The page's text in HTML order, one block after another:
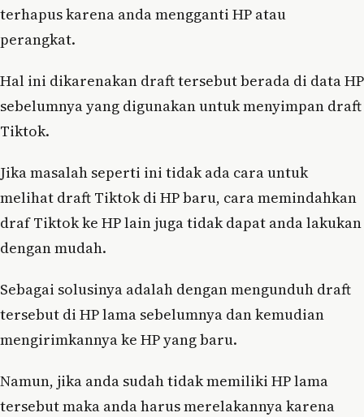
terhapus karena anda mengganti HP atau
perangkat.
Hal ini dikarenakan draft tersebut berada di data HP
sebelumnya yang digunakan untuk menyimpan draft
Tiktok.
Jika masalah seperti ini tidak ada cara untuk
melihat draft Tiktok di HP baru, cara memindahkan
draf Tiktok ke HP lain juga tidak dapat anda lakukan
dengan mudah.
Sebagai solusinya adalah dengan mengunduh draft
tersebut di HP lama sebelumnya dan kemudian
mengirimkannya ke HP yang baru.
Namun, jika anda sudah tidak memiliki HP lama
tersebut maka anda harus merelakannya karena